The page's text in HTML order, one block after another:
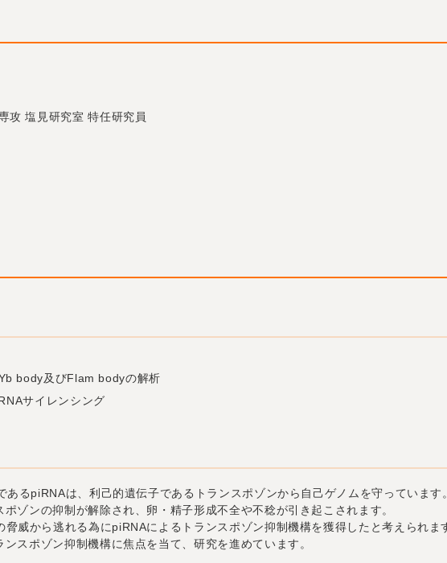
攻 塩見研究室 特任研究員
body及びFlam bodyの解析
サイレンシング
るpiRNAは、利己的遺伝子であるトランスポゾンから自己ゲノムを守っています。
ゾンの抑制が解除され、卵・精子形成不全や不稔が引き起こされます。
威から逃れる為にpiRNAによるトランスポゾン抑制機構を獲得したと考えられま
スポゾン抑制機構に焦点を当て、研究を進めています。